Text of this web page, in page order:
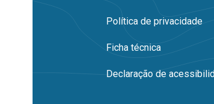
Política de privacidade
Ficha técnica
Declaração de